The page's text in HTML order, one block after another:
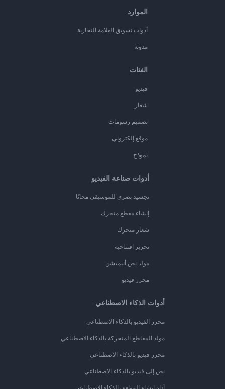
الموارد
أدوات تسويق العلامة التجارية
مدونة
الفئات
فيديو
شعار
تصميم رسومات
موقع إلكتروني
نموذج
أدوات صناعة الفيديو
تجسيد بصري للموسيقى مجانًا
إنشاء مقطع متحرك
شعار متحرك
تحرير افتتاحية
مولد نص أنيميشن
محرر فيديو
أدوات الذكاء الاصطناعي
محرر الفيديو بالذكاء الاصطناعي
مولد المقاطع المتحركة بالذكاء الاصطناعي
محرر فيديو بالذكاء الاصطناعي
نص إلى فيديو بالذكاء الاصطناعي